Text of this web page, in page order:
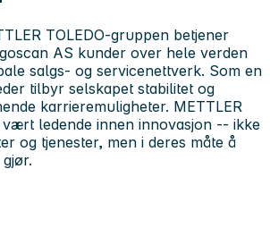
TOLEDO-gruppen betjener
AS kunder over hele verden
salgs- og servicenettverk. Som en
tilbyr selskapet stabilitet og
karrieremuligheter. METTLER
vært ledende innen innovasjon -- ikke
og tjenester, men i deres måte å